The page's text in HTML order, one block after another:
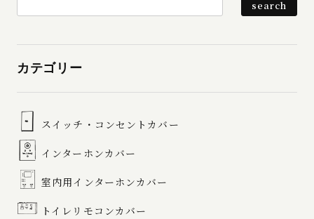
カテゴリー
スイッチ・コンセントカバー
インターホンカバー
室内用インターホンカバー
トイレリモコンカバー